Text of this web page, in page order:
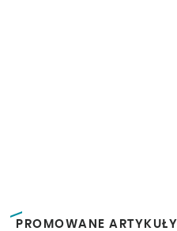
PROMOWANE ARTYKUŁY